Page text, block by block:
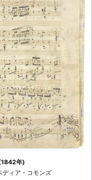
年)
ィア・コモンズ